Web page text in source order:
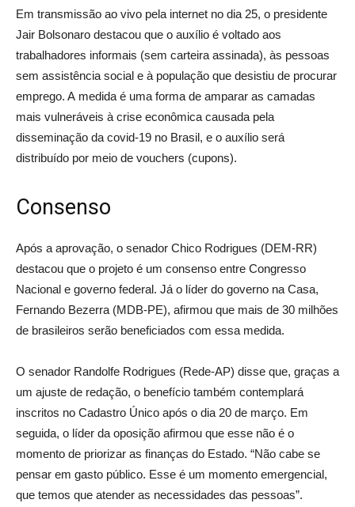
Em transmissão ao vivo pela internet no dia 25, o presidente
Jair Bolsonaro destacou que o auxílio é voltado aos
trabalhadores informais (sem carteira assinada), às pessoas
sem assistência social e à população que desistiu de procurar
emprego. A medida é uma forma de amparar as camadas
mais vulneráveis à crise econômica causada pela
disseminação da covid-19 no Brasil, e o auxílio será
distribuído por meio de vouchers (cupons).
Consenso
Após a aprovação, o senador Chico Rodrigues (DEM-RR)
destacou que o projeto é um consenso entre Congresso
Nacional e governo federal. Já o líder do governo na Casa,
Fernando Bezerra (MDB-PE), afirmou que mais de 30 milhões
de brasileiros serão beneficiados com essa medida.
O senador Randolfe Rodrigues (Rede-AP) disse que, graças a
um ajuste de redação, o benefício também contemplará
inscritos no Cadastro Único após o dia 20 de março. Em
seguida, o líder da oposição afirmou que esse não é o
momento de priorizar as finanças do Estado. “Não cabe se
pensar em gasto público. Esse é um momento emergencial,
que temos que atender as necessidades das pessoas”.